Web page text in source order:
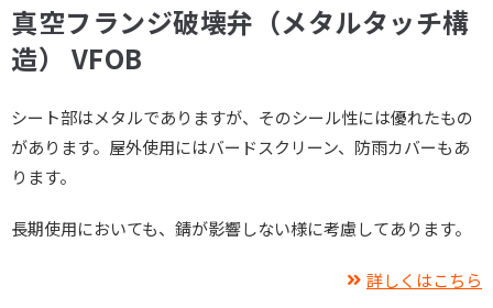
真空フランジ破壊弁（メタルタッチ構
造） VFOB
シート部はメタルでありますが、そのシール性には優れたもの
があります。屋外使用にはバードスクリーン、防雨カバーもあ
ります。
長期使用においても、錆が影響しない様に考慮してあります。
詳しくはこちら